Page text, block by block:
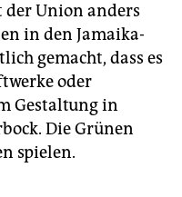
Union anders
in den Jamaika-
gemacht, dass es
oder
Gestaltung in
Die Grünen
spielen.